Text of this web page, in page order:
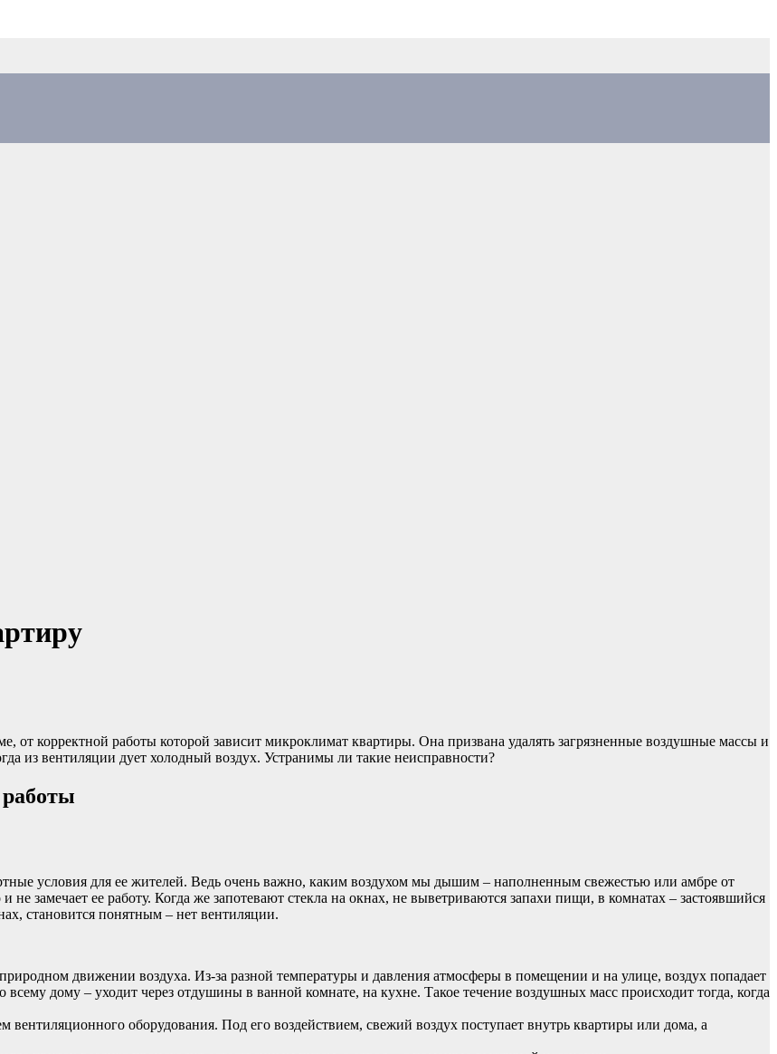
корректной работы которой зависит микроклимат квартиры. Она призвана удалять загрязненные воздушные массы и
из вентиляции дует холодный воздух. Устранимы ли такие неисправности?
условия для ее жителей. Ведь очень важно, каким воздухом мы дышим – наполненным свежестью или амбре от
замечает ее работу. Когда же запотевают стекла на окнах, не выветриваются запахи пищи, в комнатах – застоявшийся
становится понятным – нет вентиляции.
движении воздуха. Из-за разной температуры и давления атмосферы в помещении и на улице, воздух попадает
дому – уходит через отдушины в ванной комнате, на кухне. Такое течение воздушных масс происходит тогда, когда
оборудования. Под его воздействием, свежий воздух поступает внутрь квартиры или дома, а